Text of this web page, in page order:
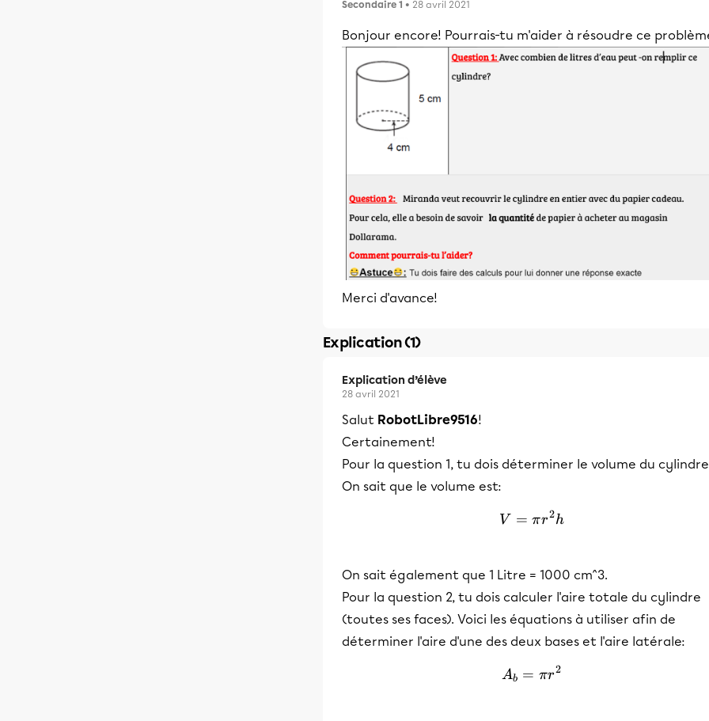
Secondaire 1 • 28 avril 2021
Bonjour encore! Pourrais-tu m'aider à résoudre ce
Merci d'avance!
Explication (1)
Explication d’élève
28 avril 2021
Salut RobotLibre9516!
Certainement!
Pour la question 1, tu dois déterminer le volume du
On sait que le volume est:
V= \pi r^2 h
V = πr2h
On sait également que 1 Litre = 1000 cm^3.
Pour la question 2, tu dois calculer l'aire totale du cylindre
(toutes ses faces). Voici les équations à utiliser afin de
déterminer l'aire d'une des deux bases et l'aire latérale:
A_b = \pi r^2
Ab = πr2